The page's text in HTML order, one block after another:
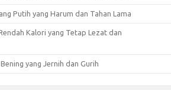
Putih yang Harum dan Tahan Lama
Kalori yang Tetap Lezat dan
yang Jernih dan Gurih